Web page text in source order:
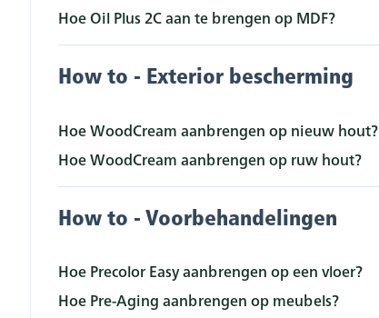
Hoe Oil Plus 2C aan te brengen op MDF?
How to - Exterior bescherming
Hoe WoodCream aanbrengen op nieuw hout?
Hoe WoodCream aanbrengen op ruw hout?
How to - Voorbehandelingen
Hoe Precolor Easy aanbrengen op een vloer?
Hoe Pre-Aging aanbrengen op meubels?